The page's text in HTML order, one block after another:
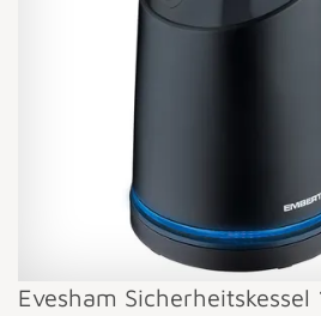
Evesham Sicherheitskessel